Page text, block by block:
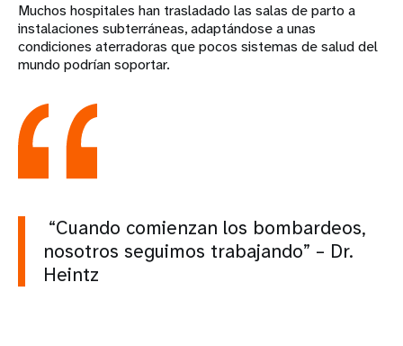
Muchos hospitales han trasladado las salas de parto a
instalaciones subterráneas, adaptándose a unas
condiciones aterradoras que pocos sistemas de salud del
mundo podrían soportar.
“Cuando comienzan los bombardeos,
nosotros seguimos trabajando” – Dr.
Heintz